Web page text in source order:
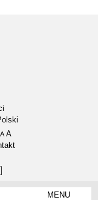
pomniejsz czcionkę
A standardowy rozmiar czcionki
A
MENU